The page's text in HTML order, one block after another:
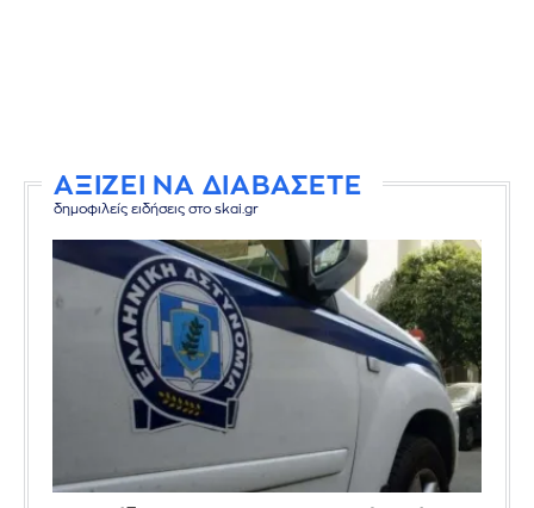
ΑΞΙΖΕΙ ΝΑ ΔΙΑΒΑΣΕΤΕ
δημοφιλείς ειδήσεις στο skai.gr